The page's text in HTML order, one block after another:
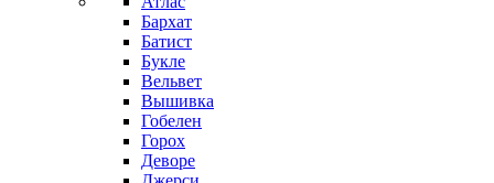
Бархат
Батист
Букле
Вельвет
Вышивка
Гобелен
Горох
Деворе